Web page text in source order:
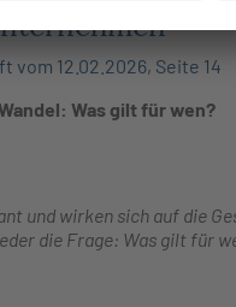
vom 12.02.2026, Seite 14
Was gilt für wen?
und wirken sich auf die
die Frage: Was gilt für